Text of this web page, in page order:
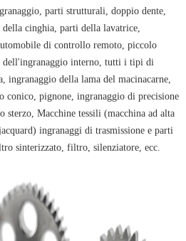
parti strutturali, doppio dente,
cinghia, parti della lavatrice,
di controllo remoto, piccolo
dell'ingranaggio interno, tutti i tipi di
ingranaggio della lama del macinacarne,
conico, pignone, ingranaggio di precisione
sterzo, Macchine tessili (macchina ad alta
ingranaggi di trasmissione e parti
sinterizzato, filtro, silenziatore, ecc.